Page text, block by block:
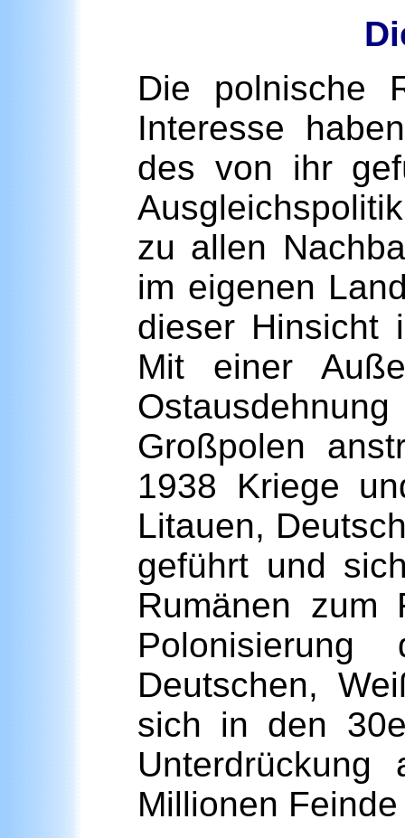
Die polnische
Interesse
des von ihr
zu allen
im eigenen
dieser Hinsicht
Mit einer
Großpolen
1938 Kriege
Litauen,
geführt und
Rumänen zum
Deutschen,
sich in den
Millionen